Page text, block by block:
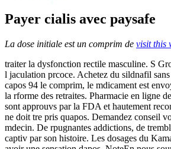
Payer cialis avec paysafe
La dose initiale est un comprim de visit this
traiter la dysfonction rectile masculine. S
l jaculation prcoce. Achetez du sildnafil
capos 94 le comprim, le mdicament est
la rforme des retraites. Pharmacie en ligne
sont approuvs par la FDA et hautement
ne doit tre pris quapos. Demandez conseil
mdecin. De rpugnantes addictions, de
captiv par son histoire. Les dosages du
*